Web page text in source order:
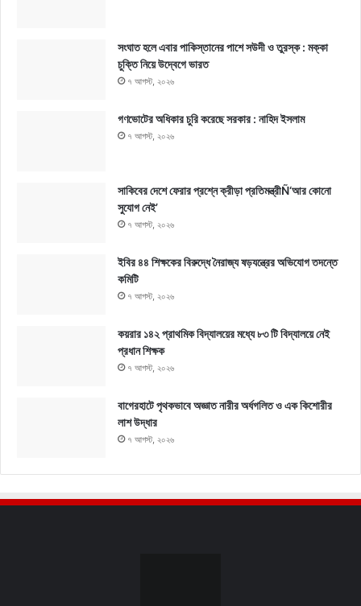
সংঘাত হলে এবার পাকিস্তানের পাশে সউদী ও তুরস্ক : মক্কা
চুক্তি নিয়ে উদ্বেগে ভারত
৭ আগস্ট, ২০২৬
গণভোটের অধিকার চুরি করেছে সরকার : নাহিদ ইসলাম
৭ আগস্ট, ২০২৬
সাকিবের দেশে ফেরার প্রশ্নে ক্রীড়া প্রতিমন্ত্রীÑ‘আর কোনো
সুযোগ নেই’
৭ আগস্ট, ২০২৬
ইবির ৪৪ শিক্ষকের বিরুদ্ধে নৈরাজ্য ষড়যন্ত্রের অভিযোগ তদন্তে
কমিটি
৭ আগস্ট, ২০২৬
কয়রার ১৪২ প্রাথমিক বিদ্যালয়ের মধ্যে ৮৩ টি বিদ্যালয়ে নেই
প্রধান শিক্ষক
৭ আগস্ট, ২০২৬
বাগেরহাটে পৃথকভাবে অজ্ঞাত নারীর অর্ধগলিত ও এক কিশোরীর
লাশ উদ্ধার
৭ আগস্ট, ২০২৬